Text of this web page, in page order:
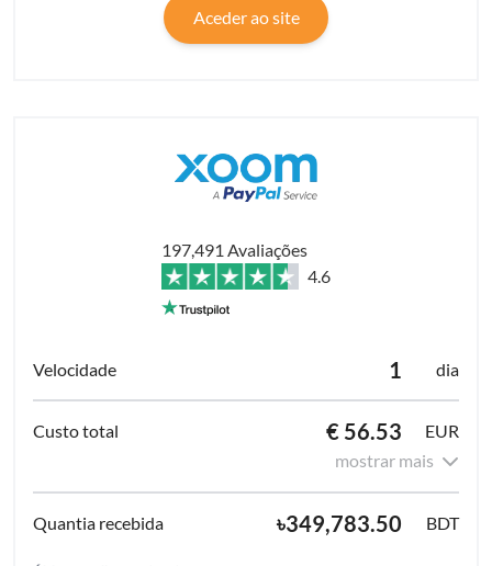
Aceder ao site
197,491 Avaliações
4.6
1 dia
€ 56.53
EUR
mostrar mais
৳349,783.50 BDT